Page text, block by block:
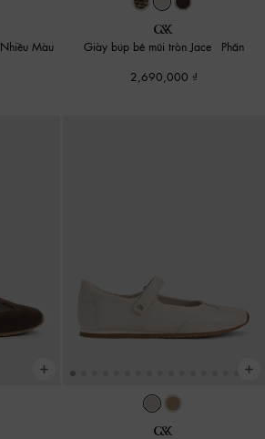
Nhiều Màu
Giày búp bê mũi tròn Jace
Phấn
2,690,000